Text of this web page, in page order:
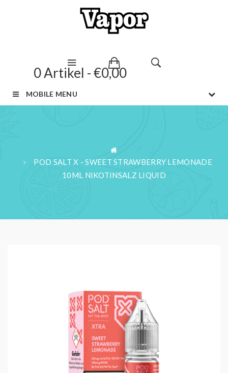
0 Artikel - €0,00
MOBILE MENU
POD SALT X - SWEET STRAWBERRY LEMONADE
10ML NIKOTINSALZ LIQUID